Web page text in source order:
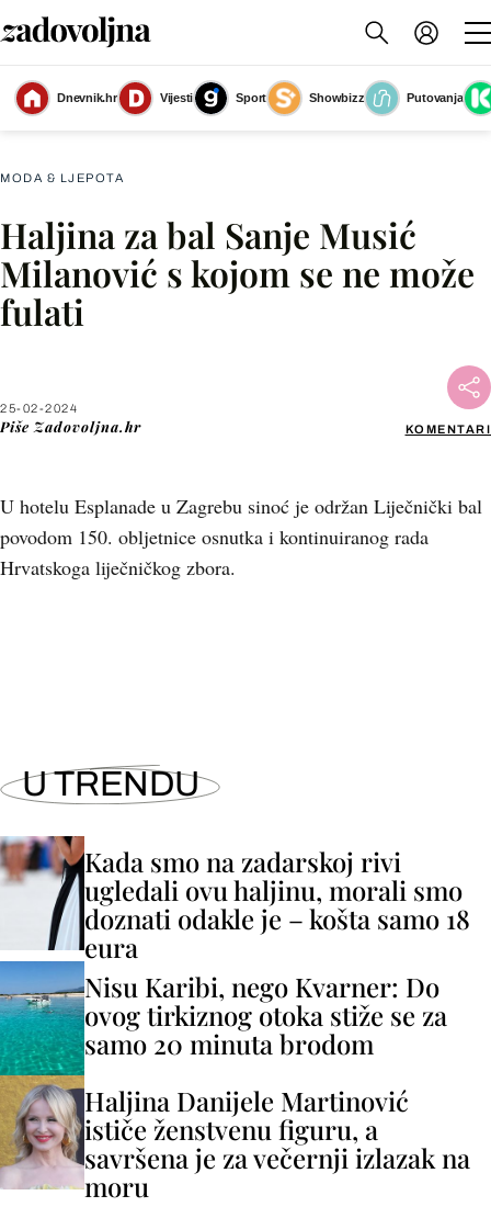
Dnevnik.hr Vijesti Sport Showbizz Putovanja
Sanja Musić Milanović na Liječničkom balu u Zagrebu - 2(Foto: Darko
Tomas/Cropix)
MODA & LJEPOTA
Haljina za bal Sanje Musić
Milanović s kojom se ne može
fulati
25-02-2024
Piše Zadovoljna.hr KOMENTARI
U hotelu Esplanade u Zagrebu sinoć je održan Liječnički bal
povodom 150. obljetnice osnutka i kontinuiranog rada
Hrvatskoga liječničkog zbora.
Facebook
U TRENDU
Kada smo na zadarskoj rivi
ugledali ovu haljinu, morali smo
doznati odakle je – košta samo 18
eura
Nisu Karibi, nego Kvarner: Do
ovog tirkiznog otoka stiže se za
samo 20 minuta brodom
Haljina Danijele Martinović
ističe ženstvenu figuru, a
savršena je za večernji izlazak na
moru